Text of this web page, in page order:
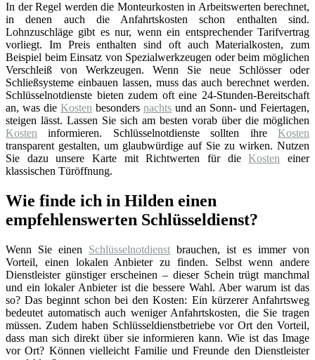
In der Regel werden die Monteurkosten in Arbeitswerten berechnet,
in denen auch die Anfahrtskosten schon enthalten sind.
Lohnzuschläge gibt es nur, wenn ein entsprechender Tarifvertrag
vorliegt. Im Preis enthalten sind oft auch Materialkosten, zum
Beispiel beim Einsatz von Spezialwerkzeugen oder beim möglichen
Verschleiß von Werkzeugen. Wenn Sie neue Schlösser oder
Schließsysteme einbauen lassen, muss das auch berechnet werden.
Schlüsselnotdienste bieten zudem oft eine 24-Stunden-Bereitschaft
an, was die Kosten besonders nachts und an Sonn- und Feiertagen,
steigen lässt. Lassen Sie sich am besten vorab über die möglichen
Kosten informieren. Schlüsselnotdienste sollten ihre Kosten
transparent gestalten, um glaubwürdige auf Sie zu wirken. Nutzen
Sie dazu unsere Karte mit Richtwerten für dieKosten einer
klassischen Türöffnung.
Wie finde ich in Hilden einen
empfehlenswerten Schlüsseldienst?
Wenn Sie einen Schlüsselnotdienst brauchen, ist es immer von
Vorteil, einen lokalen Anbieter zu finden. Selbst wenn andere
Dienstleister günstiger erscheinen – dieser Schein trügt manchmal
und ein lokaler Anbieter ist die bessere Wahl. Aber warum ist das
so? Das beginnt schon bei den Kosten: Ein kürzerer Anfahrtsweg
bedeutet automatisch auch weniger Anfahrtskosten, die Sie tragen
müssen. Zudem haben Schlüsseldienstbetriebe vor Ort den Vorteil,
dass man sich direkt über sie informieren kann. Wie ist das Image
vor Ort? Können vielleicht Familie und Freunde den Dienstleister